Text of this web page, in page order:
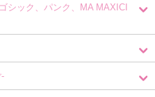
シック、パンク、MA MAXICI